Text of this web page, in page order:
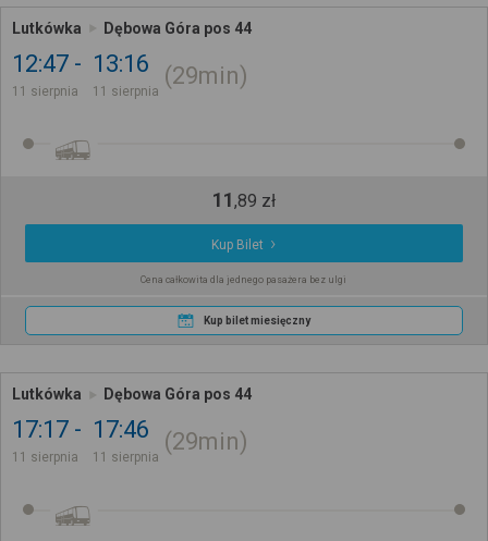
Lutkówka Dębowa Góra pos 44
12:47
11 sierpnia
13:16
11 sierpnia
29min
11,89 zł
Kup Bilet
Cena całkowita dla jednego pasażera bez ulgi
Kup bilet miesięczny
Lutkówka Dębowa Góra pos 44
17:17
11 sierpnia
17:46
11 sierpnia
29min